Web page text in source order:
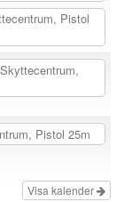
Pistol
Pistol 25m
Visa kalender